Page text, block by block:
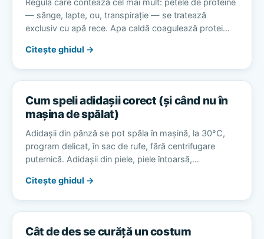
Regula care contează cel mai mult: petele de proteine
— sânge, lapte, ou, transpirație — se tratează
exclusiv cu apă rece. Apa caldă coagulează protei…
Citește ghidul →
Cum speli adidașii corect (și când nu în
mașina de spălat)
Adidașii din pânză se pot spăla în mașină, la 30°C,
program delicat, în sac de rufe, fără centrifugare
puternică. Adidașii din piele, piele întoarsă,…
Citește ghidul →
Cât de des se curăță un costum